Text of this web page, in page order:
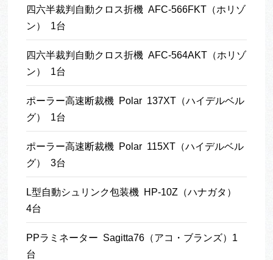
四六半裁判自動クロス折機 AFC-566FKT（ホリゾ
ン） 1台
四六半裁判自動クロス折機 AFC-564AKT（ホリゾ
ン） 1台
ポーラー高速断裁機 Polar 137XT（ハイデルベル
グ） 1台
ポーラー高速断裁機 Polar 115XT（ハイデルベル
グ） 3台
L型自動シュリンク包装機 HP-10Z（ハナガタ）
4台
PPラミネーター Sagitta76（アコ・ブランズ）1
台